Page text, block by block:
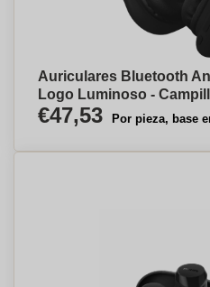
Auriculares Bluetooth
Logo Luminoso -
€47,53 Por pieza, base